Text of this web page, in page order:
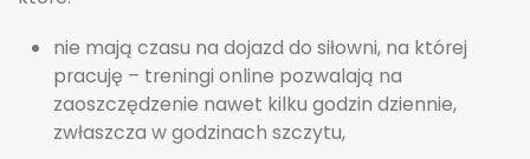
nie mają czasu na dojazd do siłowni, na której
pracuję – treningi online pozwalają na
zaoszczędzenie nawet kilku godzin dziennie,
zwłaszcza w godzinach szczytu,